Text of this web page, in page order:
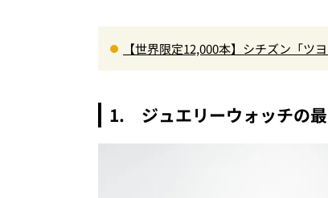
【世界限定12,000本】シチズン「
1. ジュエリーウォッチの